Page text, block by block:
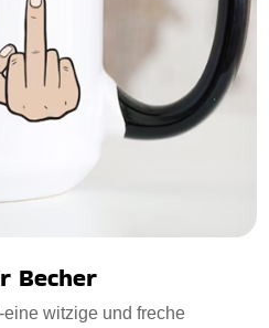
Becher
witzige und freche